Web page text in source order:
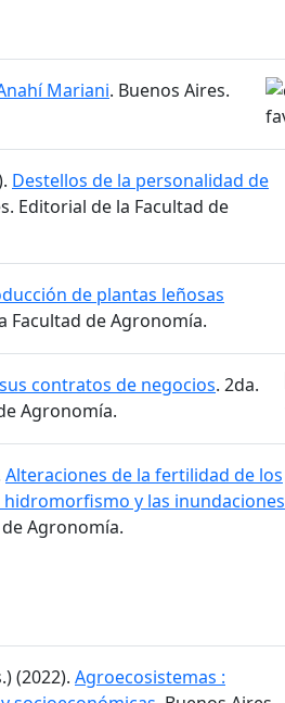
Mariani. Buenos Aires.
Destellos de la personalidad de
Editorial de la Facultad de
de plantas leñosas
Facultad de Agronomía.
contratos de negocios. 2da.
Agronomía.
Alteraciones de la fertilidad de los
y las inundaciones
Agronomía.
(2022). Agroecosistemas :